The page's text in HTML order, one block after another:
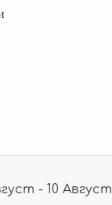
- 10 Август